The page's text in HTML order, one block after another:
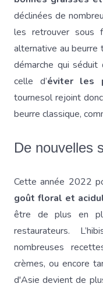
déclinées de
les retrouver sous
alternative au beurre
démarche qui
celle d’éviter les
tournesol rejoint
beurre classique,
De nouvelles
Cette année 2022
goût floral et
être de plus en
restaurateurs.
nombreuses
crèmes, ou encore
d'Asie devient de